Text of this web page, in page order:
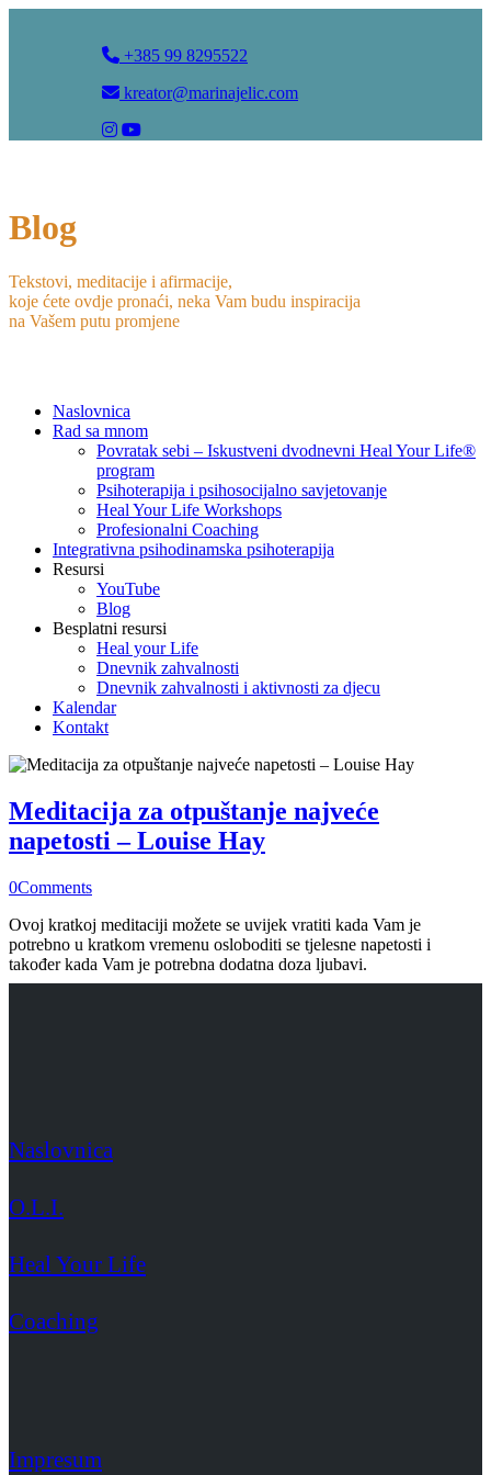
+385 99 8295522
kreator@marinajelic.com
Blog
Tekstovi, meditacije i afirmacije,
koje ćete ovdje pronaći, neka Vam budu inspiracija
na Vašem putu promjene
Naslovnica
Rad sa mnom
Povratak sebi – Iskustveni dvodnevni Heal Your Life®
program
Psihoterapija i psihosocijalno savjetovanje
Heal Your Life Workshops
Profesionalni Coaching
Integrativna psihodinamska psihoterapija
Resursi
YouTube
Blog
Besplatni resursi
Heal your Life
Dnevnik zahvalnosti
Dnevnik zahvalnosti i aktivnosti za djecu
Kalendar
Kontakt
Meditacija za otpuštanje najveće
napetosti – Louise Hay
0Comments
Ovoj kratkoj meditaciji možete se uvijek vratiti kada Vam je
potrebno u kratkom vremenu osloboditi se tjelesne napetosti i
također kada Vam je potrebna dodatna doza ljubavi.
Naslovnica
O.L.I.
Heal Your Life
Coaching
Impresum